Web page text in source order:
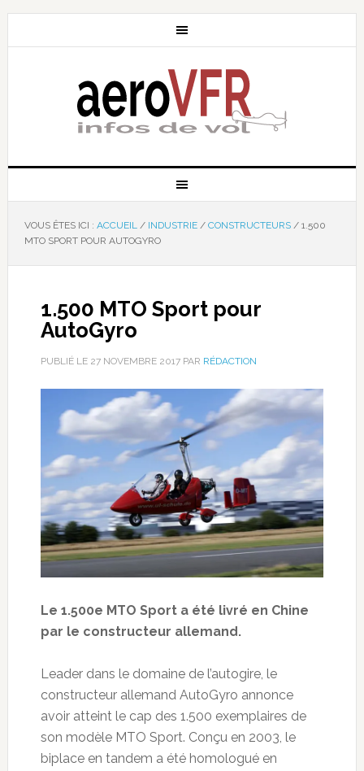
VOUS ÊTES ICI : ACCUEIL / INDUSTRIE / CONSTRUCTEURS /1.500
MTO SPORT POUR AUTOGYRO
1.500 MTO Sport pour
AutoGyro
PUBLIÉ LE 27 NOVEMBRE 2017PAR RÉDACTION
Le 1.500e MTO Sport a été livré en Chine
par le constructeur allemand.
Leader dans le domaine de l’autogire, le
constructeur allemand AutoGyro annonce
avoir atteint le cap des 1.500 exemplaires de
son modèle MTO Sport. Conçu en 2003, le
biplace en tandem a été homologué en